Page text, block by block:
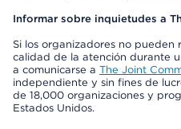
Informar sobre inquietudes a
Si los organizadores no pueden
calidad de la atención durante
a comunicarse a The Joint
independiente y sin fines de
de 18,000 organizaciones y
Estados Unidos.